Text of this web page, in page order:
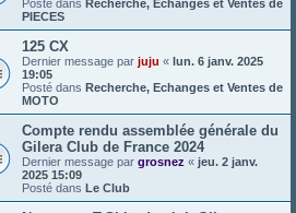
Posté dans Recherche, Echanges et Ventes de
PIECES
125 CX
Dernier message par juju « lun. 6 janv. 2025
19:05
Posté dans Recherche, Echanges et Ventes de
MOTO
Compte rendu assemblée générale du
Gilera Club de France 2024
Dernier message par grosnez « jeu. 2 janv.
2025 15:09
Posté dans Le Club